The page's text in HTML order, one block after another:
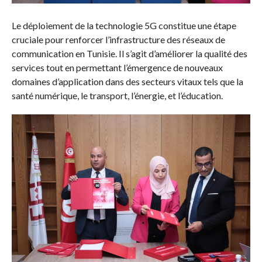
Le déploiement de la technologie 5G constitue une étape
cruciale pour renforcer l’infrastructure des réseaux de
communication en Tunisie. Il s’agit d’améliorer la qualité des
services tout en permettant l’émergence de nouveaux
domaines d’application dans des secteurs vitaux tels que la
santé numérique, le transport, l’énergie, et l’éducation.